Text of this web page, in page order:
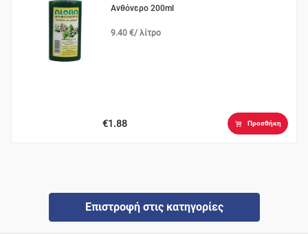
Ανθόνερο 200ml
9.40 €/ λίτρο
€1.88 Προσθήκη
Επιστροφή στις κατηγορίες